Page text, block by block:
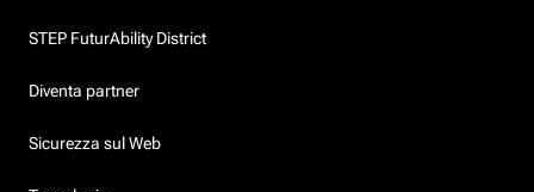
STEP FuturAbility District
Diventa partner
Sicurezza sul Web